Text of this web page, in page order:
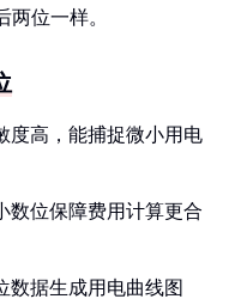
位一样。
度高，能捕捉微小用电
数位保障费用计算更合
数据生成用电曲线图